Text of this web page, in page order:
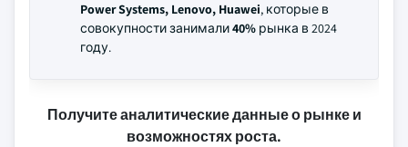
Power Systems, Lenovo, Huawei, которые в
совокупности занимали40% рынка в 2024
году.
Получите аналитические данные о рынке и
возможностях роста.